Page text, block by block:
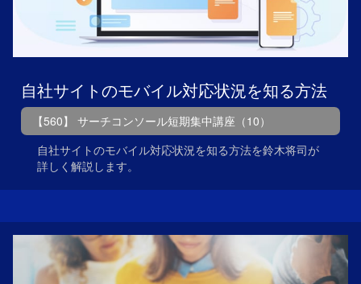
自社サイトのモバイル対応状況を知る方法
【560】 サーチコンソール短期集中講座（10）
自社サイトのモバイル対応状況を知る方法を鈴木将司が
詳しく解説します。